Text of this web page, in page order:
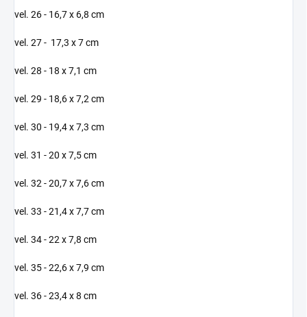
vel. 26 - 16,7 x 6,8 cm
vel. 27 - 17,3 x 7 cm
vel. 28 - 18 x 7,1 cm
vel. 29 - 18,6 x 7,2 cm
vel. 30 - 19,4 x 7,3 cm
vel. 31 - 20 x 7,5 cm
vel. 32 - 20,7 x 7,6 cm
vel. 33 - 21,4 x 7,7 cm
vel. 34 - 22 x 7,8 cm
vel. 35 - 22,6 x 7,9 cm
vel. 36 - 23,4 x 8 cm